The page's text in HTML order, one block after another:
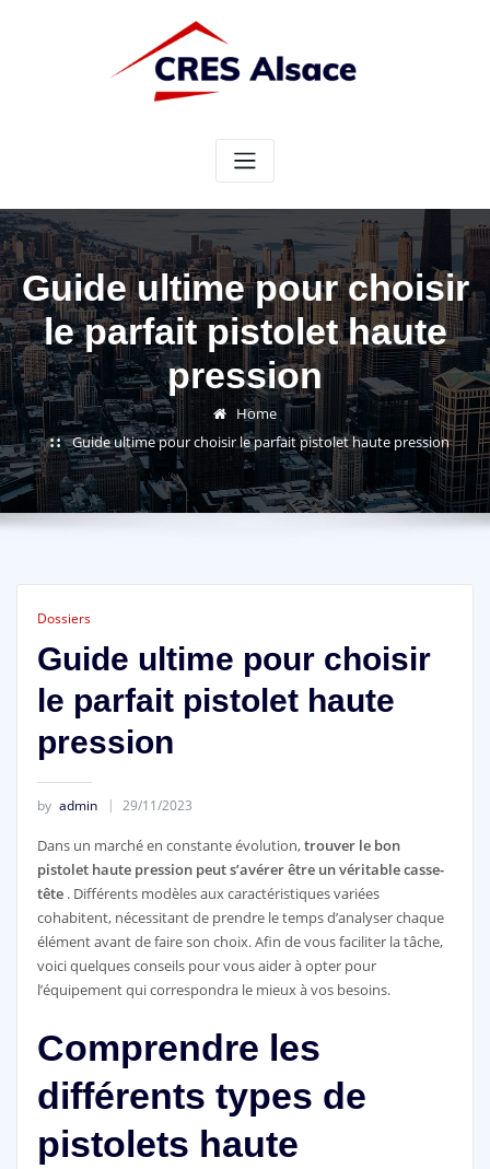
Guide ultime pour choisir
le parfait pistolet haute
pression
Home
Guide ultime pour choisir le parfait pistolet haute pression
Dossiers
Guide ultime pour choisir
le parfait pistolet haute
pression
by admin 29/11/2023
Dans un marché en constante évolution,trouver le bon
pistolet haute pression peut s’avérer être un véritable casse-
tête . Différents modèles aux caractéristiques variées
cohabitent, nécessitant de prendre le temps d’analyser chaque
élément avant de faire son choix. Afin de vous faciliter la tâche,
voici quelques conseils pour vous aider à opter pour
l’équipement qui correspondra le mieux à vos besoins.
Comprendre les
différents types de
pistolets haute